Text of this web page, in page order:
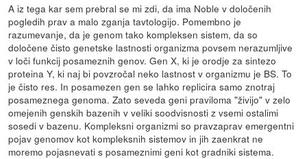
A iz tega kar sem prebral se mi zdi, da ima Noble v določenih
pogledih prav a malo zganja tavtologijo. Pomembno je
razumevanje, da je genom tako kompleksen sistem, da so
določene čisto genetske lastnosti organizma povsem nerazumljive
v loči funkcij posameznih genov. Gen X, ki je orodje za sintezo
proteina Y, ki naj bi povzročal neko lastnost v organizmu je BS. To
je čisto res. In posamezen gen se lahko replicira samo znotraj
posameznega genoma. Zato seveda geni praviloma "živijo" v zelo
omejenih genskih bazenih v veliki soodvisnosti z vsemi ostalimi
sosedi v bazenu. Kompleksni organizmi so pravzaprav emergentni
pojav genomov kot kompleksnih sistemov in jih zaenkrat ne
moremo pojasnevati s posameznimi geni kot gradniki sistema.